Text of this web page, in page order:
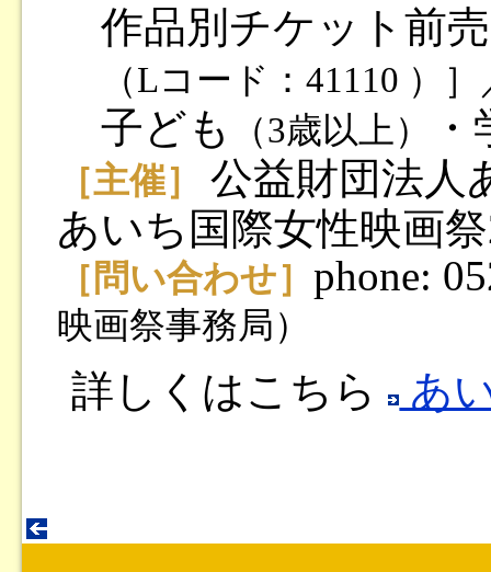
作品別チケット前
（Lコード：41110 ）］
子ども （3歳以上）
［主催］ 公益財団法人
あいち国際女性映画
［問い合わせ］ phone:
映画祭事務局）
詳しくはこちら あ